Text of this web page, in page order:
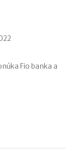
Fio banka a